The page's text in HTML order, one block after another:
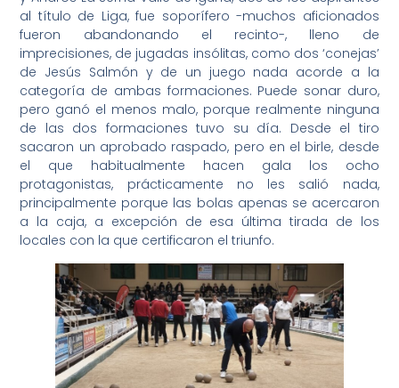
al título de Liga, fue soporífero -muchos aficionados
fueron abandonando el recinto-, lleno de
imprecisiones, de jugadas insólitas, como dos ‘conejas’
de Jesús Salmón y de un juego nada acorde a la
categoría de ambas formaciones. Puede sonar duro,
pero ganó el menos malo, porque realmente ninguna
de las dos formaciones tuvo su día. Desde el tiro
sacaron un aprobado raspado, pero en el birle, desde
el que habitualmente hacen gala los ocho
protagonistas, prácticamente no les salió nada,
principalmente porque las bolas apenas se acercaron
a la caja, a excepción de esa última tirada de los
locales con la que certificaron el triunfo.